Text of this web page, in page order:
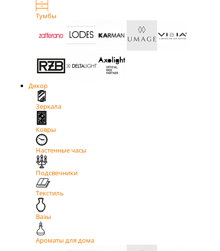
Тумбы
Декор
Зеркала
Ковры
Настенные часы
Подсвечники
Текстиль
Вазы
Ароматы для дома